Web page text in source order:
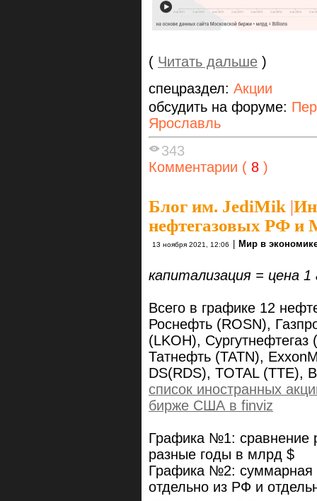
( Читать дальше )
спецраздел: Акции
обсудить на форуме:
Ярославль
343
Комментарии ( 8 )
Блог им. JediMik |
нефтегазовых РФ и
13 ноября 2021, 12:06 | Мир в
капитализация = цена 1
Всего в графике 12
Роснефть (ROSN),
(LKOH),
Татнефть (TATN),
DS(RDS), TOTAL (TTE),
список иностранных
бирже США в finviz
Графика №1: сравнение
разные годы в млрд $
Графика №2: суммарная
отдельно из РФ и